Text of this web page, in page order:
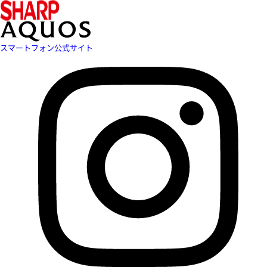
スマートフォン公式サイト